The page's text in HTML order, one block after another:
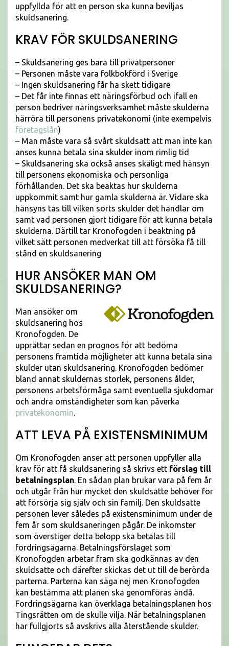
uppfyllda för att en person ska kunna beviljas
skuldsanering.
KRAV FÖR SKULDSANERING
– Skuldsanering ges bara till privatpersoner
– Personen måste vara folkbokförd i Sverige
– Ingen skuldsanering får ha skett tidigare
– Det får inte finnas ett näringsförbud och ifall en
person bedriver näringsverksamhet måste skulderna
härröra till personens privatekonomi (inte exempelvis
företagslån)
– Man måste vara så svårt skuldsatt att man inte kan
anses kunna betala sina skulder inom rimlig tid
– Skuldsanering ska också anses skäligt med hänsyn
till personens ekonomiska och personliga
förhållanden. Det ska beaktas hur skulderna
uppkommit samt hur gamla skulderna är. Vidare ska
hänsyns tas till vilken sorts skulder det handlar om
samt vad personen gjort tidigare för att kunna betala
skulderna. Därtill tar Kronofogden i beaktning på
vilket sätt personen medverkat till att försöka få till
stånd en skuldsanering
HUR ANSÖKER MAN OM
SKULDSANERING?
Man ansöker om
skuldsanering hos
Kronofogden. De
upprättar sedan en prognos för att bedöma
personens framtida möjligheter att kunna betala sina
skulder utan skuldsanering. Kronofogden bedömer
bland annat skuldernas storlek, personens ålder,
personens arbetsförmåga samt eventuella sjukdomar
och andra omständigheter som kan påverka
privatekonomin.
ATT LEVA PÅ EXISTENSMINIMUM
Om Kronofogden anser att personen uppfyller alla
krav för att få skuldsanering så skrivs ett förslag till
betalningsplan. En sådan plan brukar vara på fem år
och utgår från hur mycket den skuldsatte behöver för
att försörja sig själv och sin familj. Den skuldsatte
personen lever således på existensminimum under de
fem år som skuldsaneringen pågår. De inkomster
som överstiger detta belopp ska betalas till
fordringsägarna. Betalningsförslaget som
Kronofogden arbetar fram ska godkännas av den
skuldsatte och därefter skickas det ut till de berörda
parterna. Parterna kan säga nej men Kronofogden
kan bestämma att planen ska genomföras ändå.
Fordringsägarna kan överklaga betalningsplanen hos
Tingsrätten om de skulle vilja. När betalningsplanen
har fullgjorts så avskrivs alla återstående skulder.